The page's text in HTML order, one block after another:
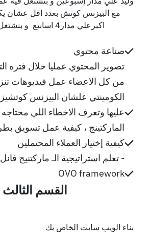
مع البيزنس كوتش بعدد اقل عشان
اكبر علي مدار4 اسابيع و بنشتغل فيه عمليا
صناعة محتوي
تصوير المحتوي عمليا خلال فتره
من كل الاعضاء عمل فيديوهات
الكومينتي علشان البيزنس
عليها وتعرف الاخطاء اللي محتاجه
الماركتينج ، كيفية عمل تسويق
كيفية إختيار العملاء المحتملين
تعلم استراتيجية الـ ماركتنيج فانل -
OVO framework
القسم الثالث
بناء الويب سايت الخاص بك